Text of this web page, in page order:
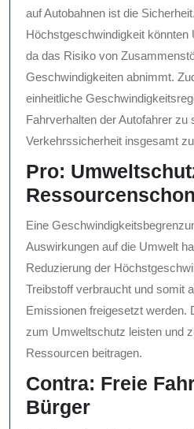
auf Autobahnen ist die
Höchstgeschwindigkeit könnten
da das Risiko von
Geschwindigkeiten abnimmt.
einheitliche
Fahrverhalten der Autofahrer zu
Verkehrssicherheit insgesamt
Pro:
Eine
Auswirkungen auf die Umwelt
Reduzierung der
Treibstoff verbraucht und somit
Emissionen freigesetzt werden.
zum Umweltschutz leisten und
Ressourcen beitragen.
Contra: Freie
Bürger